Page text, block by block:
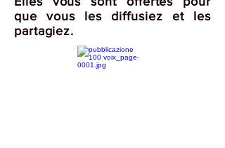
que vous les diffusiez et les
partagiez.